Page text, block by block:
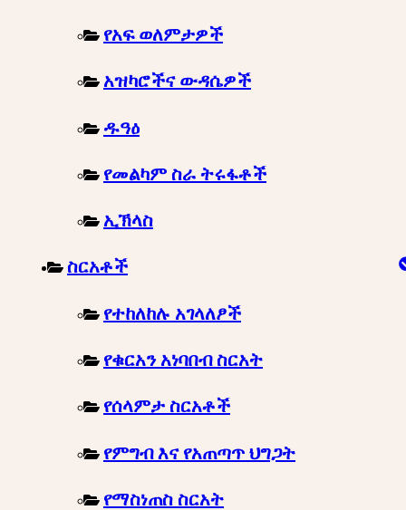
የአፍ ወለምታዎች
አዝካሮችና ውዳሴዎች
ዱዓዕ
የመልካም ስራ ትሩፋቶች
ኢኽላስ
ስርአቶች
የተከለከሉ አገላለፆች
የቁርአን አነባበብ ስርአት
የሰላምታ ስርአቶች
የምግብ እና የአጠጣጥ ህግጋት
የማስነጠስ ስርአት